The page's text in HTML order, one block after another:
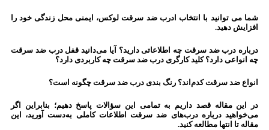
شما می توانید با انتخاب ادرب ضد سرقت لوکس، ایمنی محل زندگی خود را
افزایش دهید.
درباره درب ضد سرقت چه اطلاعاتی دارید؟ آیا می‌دانید قفل درب ضد سرقت
چه انواعی دارد؟ کلید کارگری درب ضد سرقت چه کاربردی دارد؟
انواع ضد سرقت کدم‌اند؟ رنگ بندی درب ضد سرقت چگونه است؟
در این مقاله قصد داریم به تمامی این سؤالات پاسخ دهیم؛ بنابراین اگر
می‌خواهید درباره درب‌های ضد سرقت اطلاعات کاملی به‌دست آورید، این
مقاله تا انتها مطالعه کنید.